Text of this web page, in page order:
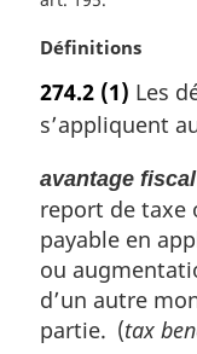
N
t
e
a
r
g
i
n
a
l
Définitions
274.2 (1) Les
s’appliquent
avantage fiscal
report de taxe
payable en
ou
d’un autre
partie. (tax